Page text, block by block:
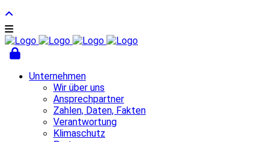
Unternehmen
Wir über uns
Ansprechpartner
Zahlen, Daten, Fakten
Verantwortung
Klimaschutz